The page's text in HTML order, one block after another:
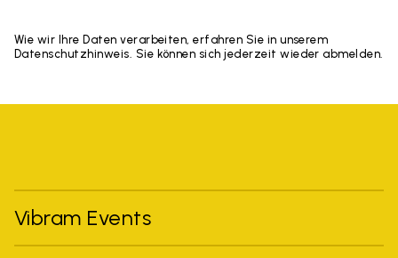
Wie wir Ihre Daten verarbeiten, erfahren Sie in unserem
Datenschutzhinweis. Sie können sich jederzeit wieder abmelden.
Vibram Events